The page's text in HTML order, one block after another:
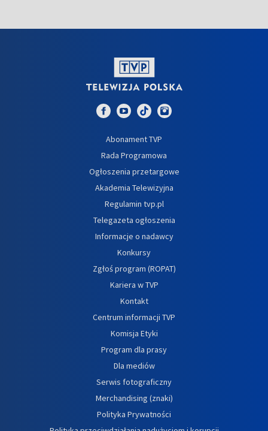
Abonament TVP
Rada Programowa
Ogłoszenia przetargowe
Akademia Telewizyjna
Regulamin tvp.pl
Telegazeta ogłoszenia
Informacje o nadawcy
Konkursy
Zgłoś program (ROPAT)
Kariera w TVP
Kontakt
Centrum informacji TVP
Komisja Etyki
Program dla prasy
Dla mediów
Serwis fotograficzny
Merchandising (znaki)
Polityka Prywatności